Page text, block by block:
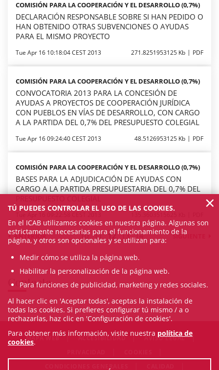
COMISIÓN PARA LA COOPERACIÓN Y EL DESARROLLO (0,7%)
DECLARACIÓN RESPONSABLE SOBRE SI HAN PEDIDO O
HAN OBTENIDO OTRAS SUBVENCIONES O AYUDAS
PARA EL MISMO PROYECTO
Tue Apr 16 10:18:04 CEST 2013 271.8251953125 Kb PDF
COMISIÓN PARA LA COOPERACIÓN Y EL DESARROLLO (0,7%)
CONVOCATORIA 2013 PARA LA CONCESIÓN DE
AYUDAS A PROYECTOS DE COOPERACIÓN JURÍDICA
CON PUEBLOS EN VÍAS DE DESARROLLO, CON CARGO
A LA PARTIDA DEL 0,7% DEL PRESUPUESTO COLEGIAL
Tue Apr 16 09:24:40 CEST 2013 48.5126953125 Kb PDF
COMISIÓN PARA LA COOPERACIÓN Y EL DESARROLLO (0,7%)
BASES PARA LA ADJUDICACIÓN DE AYUDAS CON
CARGO A LA PARTIDA PRESUPUESTARIA DEL 0,7% DEL
ANTERIOR 10 11 12 13 14 SIGUIENTE
Contacta
MAPA WEB ACCESIBILIDAD
AVISO LEGAL
TÚ PUEDES CONTROLAR EL USO DE LAS COOKIES.
En el ICAB utilizamos cookies en nuestra página. Algunas son
estrictamente necesarias para el funcionamiento de la
página, y otros son opcionales y se utilizan para:
Medir cómo se utiliza la página web.
Habilitar la personalización de la página web.
Para funciones de publicidad, marketing y redes sociales.
Al hacer clic en 'Aceptar todas', aceptas la instalación de
todas las cookies. Si prefieres configurar tú mismo / a o
rechazarlas, haz clic en 'Configuración de cookies'.
Para obtener más información, visite nuestra política de
cookies.
×